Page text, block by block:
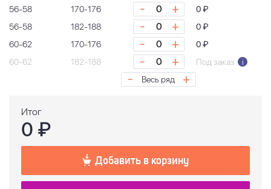
56-58
170-176 - +
0 ₽
56-58
182-188 - +
0 ₽
60-62
170-176 - +
0 ₽
60-62
182-188 - + Под заказ i
- Весь ряд +
Итог
0 ₽
Добавить в корзину